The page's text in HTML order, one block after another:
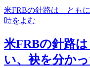
米FRBの針路は ともに
時をよむ
米FRBの針路
い、袂を分か